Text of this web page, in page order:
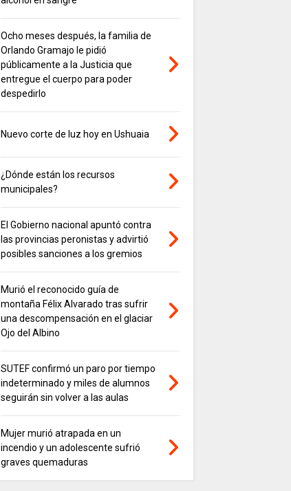
Ocho meses después, la familia de
Orlando Gramajo le pidió
públicamente a la Justicia que
entregue el cuerpo para poder
despedirlo
Nuevo corte de luz hoy en Ushuaia
¿Dónde están los recursos
municipales?
El Gobierno nacional apuntó contra
las provincias peronistas y advirtió
posibles sanciones a los gremios
Murió el reconocido guía de
montaña Félix Alvarado tras sufrir
una descompensación en el glaciar
Ojo del Albino
SUTEF confirmó un paro por tiempo
indeterminado y miles de alumnos
seguirán sin volver a las aulas
Mujer murió atrapada en un
incendio y un adolescente sufrió
graves quemaduras